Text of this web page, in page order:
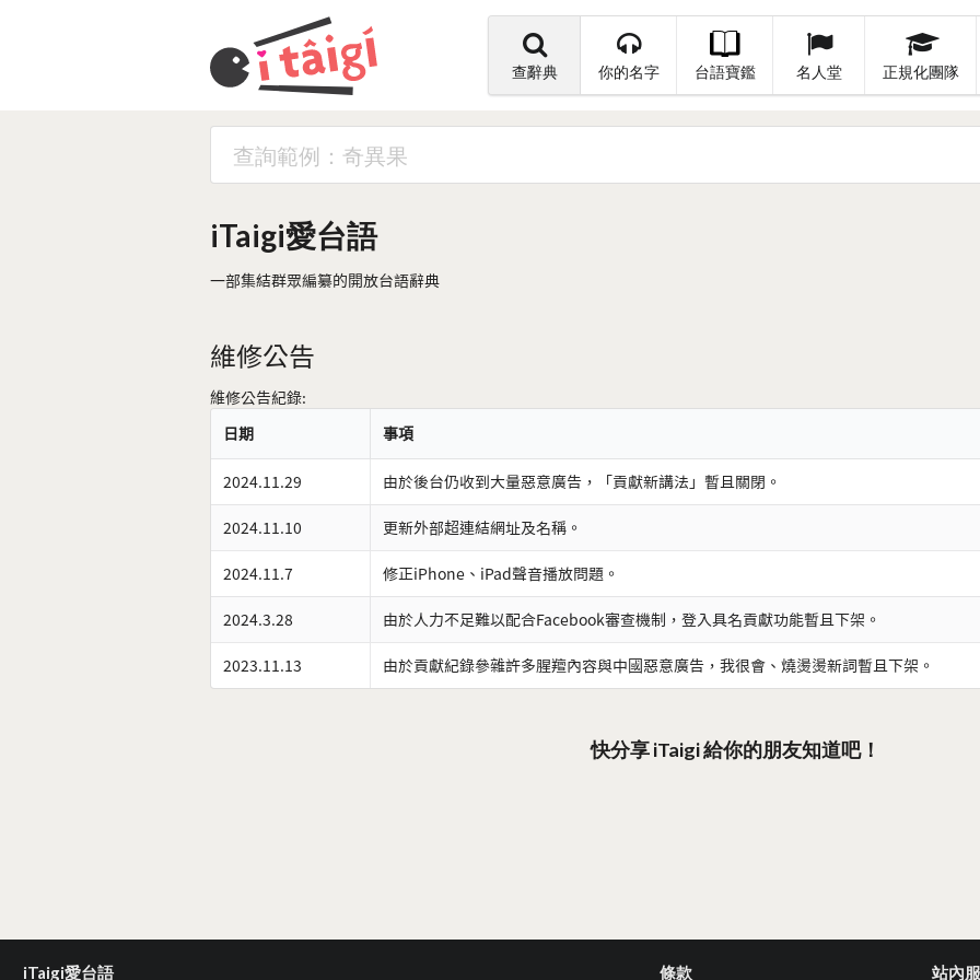
查辭典 你的名字 台語寶鑑 名人堂 正規化團隊
iTaigi愛台語
一部集結群眾編纂的開放台語辭典
維修公告
維修公告紀錄:
日期
事項
2024.11.29 由於後台仍收到大量惡意廣告，「貢獻新講法」暫且關閉。
2024.11.10 更新外部超連結網址及名稱。
2024.11.7 修正iPhone、iPad聲音播放問題。
2024.3.28 由於人力不足難以配合Facebook審查機制，登入具名貢獻功能暫且下架。
2023.11.13 由於貢獻紀錄參雜許多腥羶內容與中國惡意廣告，我很會、燒燙燙新詞暫且下架。
快分享 iTaigi 給你的朋友知道吧！
iTaigi愛台語 條款 站內